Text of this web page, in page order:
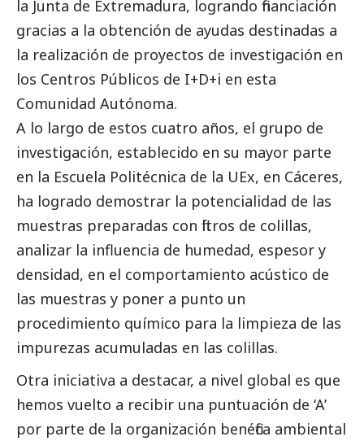
la Junta de Extremadura, logrando financiación
gracias a la obtención de ayudas destinadas a
la realización de proyectos de investigación en
los Centros Públicos de I+D+i en esta
Comunidad Autónoma.
A lo largo de estos cuatro años, el grupo de
investigación, establecido en su mayor parte
en la Escuela Politécnica de la UEx, en Cáceres,
ha logrado demostrar la potencialidad de las
muestras preparadas con filtros de colillas,
analizar la influencia de humedad, espesor y
densidad, en el comportamiento acústico de
las muestras y poner a punto un
procedimiento químico para la limpieza de las
impurezas acumuladas en las colillas.
Otra iniciativa a destacar, a nivel global es que
hemos vuelto a recibir una puntuación de ‘A’
por parte de la organización benéfica ambiental